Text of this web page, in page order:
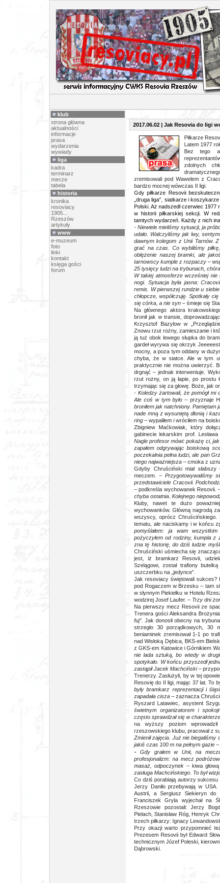
klub
strona główna
aktualności
informacje
prasa
wydarzenia
wywiady
liga
kadra
terminarz
mecze
tabela
historia
kronika
resoviacy
1905...
Rzeszów
artykuły
www
e-muzeum
foto
linki
kontakt
księga gości
forum
2017.06.02 | Jak Resovia do ligi
Piłkarze
Latem 1977
Bez tego
zdolnych
zremisowali pod Wawelem z
bardzo mocnej wówczas II ligi.
Gdy piłkarze Resovii
„druga liga”, siatkarze i
Polski. Aż nadszedł czerwiec
w historii piłkarskiej sekcji. W
tamtych wydarzeń. Każdy z nich
-Niewiele mieliśmy sytuacji, ja
udało. Walczyliśmy jak lwy,
dawnym kolegom z Unii Tarnów.
grać na czas. Co wybiliśmy
oblężenie naszej bramki, ale
tarnowscy kumple z rozpaczy –
25 tysięcy ludzi na trybunach,
W takiej atmosferze wcześniej
nogi. Sytuacja była jasna:
remis. W pierwszej rundzie u
chłopcze, współczuję. Spotkały
się córka, a nie syn – śmieje się
Na głównego aktora
bronił jak w transie,
Krzysztof Bazylow w
Znowu rzut rożny, zamieszanie i
ją tuż obok lewego słupka do
gardeł wyrywa się okrzyk
mocny, a poza tym oddany w
chyba, że w siatce. Ale w tym
praktycznie nie można uwierzyć.
drgnąć – jednak interweniuje.
rzut rożny, on ją łapie, po
trzymając się za głowę. Boże, jak
- Koledzy żartowali, że pomógł mi
Ale coś w tym było – przyznaje
broniłem jak natchniony.
nade mną z wysuniętą dłonią i
ring – wypaliłem i wróciłem na
Zbigniew Maćkowiak, który
gabinecie lekarskim prof.
Nagle profesor mówi: pokażę ci, jak
zapałem odgrywając boiskową
poczekalnia pełna ludzi, ale pan
niego najważniejsza – cmoka z
Gdyby Chruściński miał
meczem. –Przygotowywaliśmy
przedstawiciele Cracovii.
– podkreśla wychowanek Resovii.
chyba ostatnia. Kolejnego
Kluby, nawet te dużo
wychowanków. Główną nagrodą
wszyscy, oprócz
tematu, ale naciskamy i w końcu
pomyślałem: ja wam
pożyczyłem od rodziny, kumpla z
zna tę historię, do dziś ludzie
Chruściński uśmiecha się
jest, iż bramkarz Resovii,
Szelągowi, został trafiony
uszczerbku na „jedynce”.
Jak resoviacy świętowali sukces?
pod Rogaczem w Brzesku – tam
w słynnym Piekiełku w Hotelu
wodzirej Josef Laufer. – Trzy dni
Na pierwszy mecz Resovii ze
Trenera gości Aleksandra
fuj” . Jak donosił obecny na
strzegło 30 porządkowych, 30
beniaminek zremisował 1-1 po
nad Wisłoką Dębica, BKS-em
z GKS-em Katowice i Górnikiem
nie lada sztuką, bo wtedy w
spotykało. W końcu przyszedł
zastąpił Jacek Machciński–
Trenerzy. Zasłużyli, by w tej
Resovię do II ligi, mając 37 lat. To
były bramkarz reprezentacji i
zapadała cisza – zaznacza
Ryszard Latawiec, asystent
świetnym organizatorem i
często sprawdzał się w
na wyższy poziom
rzeszowskiego klubu, pracował z
Zmienił zajęcia. Już nie biegaliśmy
jakiś czas 100 m na pełnym gazie –
-
Gdy grałem w Unii, na
profesjonalizm: na mecz
masaż, odpoczynek – kiwa
zasługa Machcińskiego. To był
Co dziś porabiają autorzy sukcesu
Jerzy Daniło przebywają w
Austrii, a Sergiusz Siekieryn do
Franciszek Gryla wyjechał na
Rzeszowie pozostali: Jerzy
Pielach, Stanisław Róg, Henryk
trzech piłkarzy: Ignacy
Przy okazji warto przypomnieć
Prezesem Resovii był Edward
technicznym Józef Poleski,
Dąbrowski.